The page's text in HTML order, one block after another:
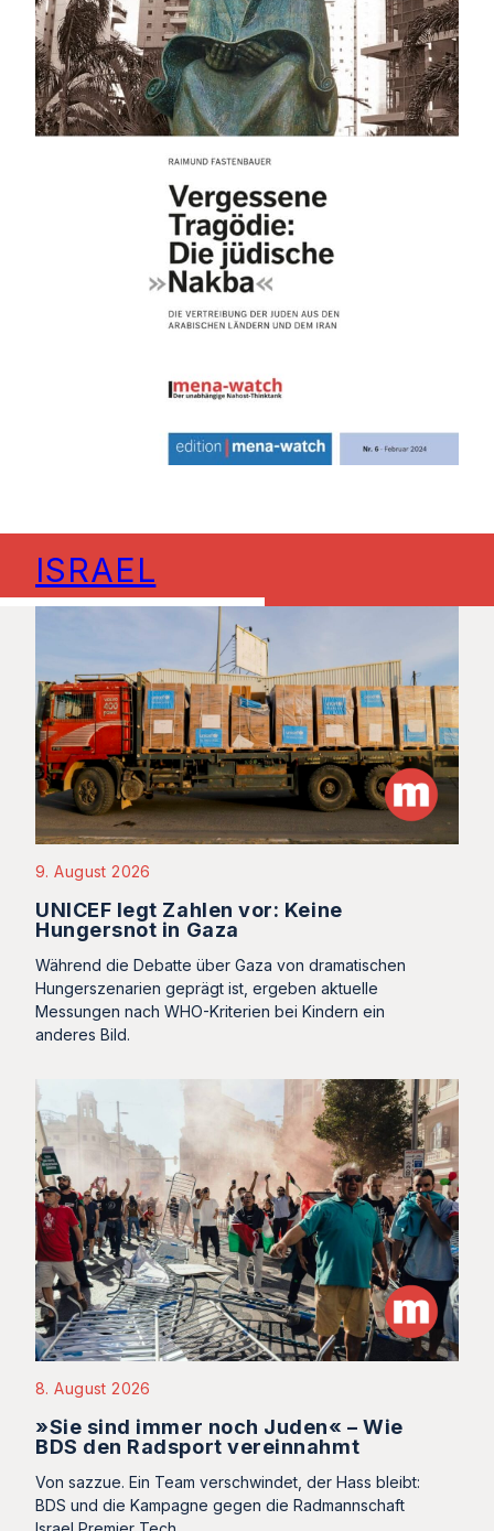
ISRAEL
9. August 2026
UNICEF legt Zahlen vor: Keine
Hungersnot in Gaza
Während die Debatte über Gaza von dramatischen
Hungerszenarien geprägt ist, ergeben aktuelle
Messungen nach WHO-Kriterien bei Kindern ein
anderes Bild.
8. August 2026
»Sie sind immer noch Juden« – Wie
BDS den Radsport vereinnahmt
Von sazzue. Ein Team verschwindet, der Hass bleibt:
BDS und die Kampagne gegen die Radmannschaft